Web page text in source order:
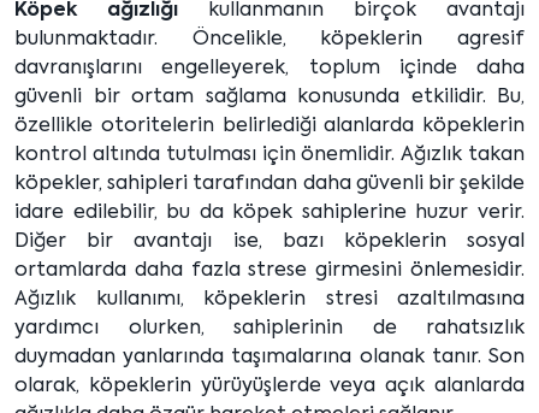
Köpek ağızlığı kullanmanın birçok avantajı
bulunmaktadır. Öncelikle, köpeklerin agresif
davranışlarını engelleyerek, toplum içinde daha
güvenli bir ortam sağlama konusunda etkilidir. Bu,
özellikle otoritelerin belirlediği alanlarda köpeklerin
kontrol altında tutulması için önemlidir. Ağızlık takan
köpekler, sahipleri tarafından daha güvenli bir şekilde
idare edilebilir, bu da köpek sahiplerine huzur verir.
Diğer bir avantajı ise, bazı köpeklerin sosyal
ortamlarda daha fazla strese girmesini önlemesidir.
Ağızlık kullanımı, köpeklerin stresi azaltılmasına
yardımcı olurken, sahiplerinin de rahatsızlık
duymadan yanlarında taşımalarına olanak tanır. Son
olarak, köpeklerin yürüyüşlerde veya açık alanlarda